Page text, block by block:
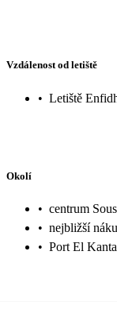
Vzdálenost od letiště
• Letiště
Okolí
• centrum
• nejbližší
• Port El